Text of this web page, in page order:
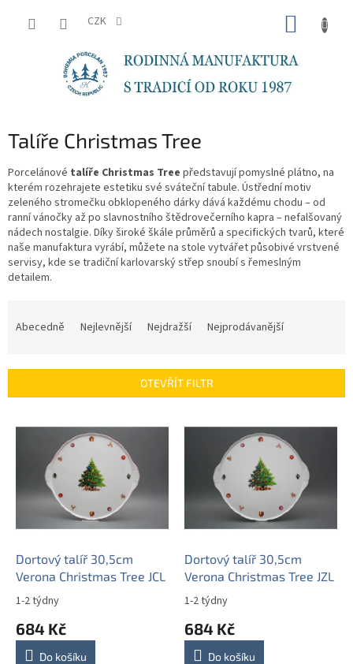
CZK
Talíře Christmas Tree
Porcelánové talíře Christmas Tree představují pomyslné plátno, na
kterém rozehrajete estetiku své sváteční tabule. Ústřední motiv
zeleného stromečku obklopeného dárky dává každému chodu – od
ranní vánočky až po slavnostního štědrovečerního kapra – nefalšovaný
nádech nostalgie. Díky široké škále průměrů a specifických tvarů, které
naše manufaktura vyrábí, můžete na stole vytvářet působivé vrstvené
servisy, kde se tradiční karlovarský střep snoubí s řemeslným
detailem.
í
Abecedně Nejlevnější Nejdražší Nejprodávanější
OTEVŘÍT FILTR
Dortový talíř 30,5cm
Verona Christmas Tree JCL
1-2 týdny
684 Kč
Do košíku
Dortový talíř 30,5cm
Verona Christmas Tree JZL
1-2 týdny
684 Kč
Do košíku